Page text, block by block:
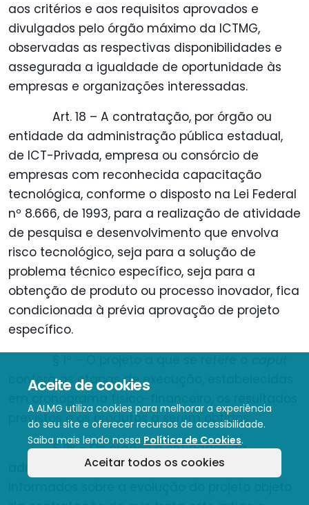
Aceite de cookies
A ALMG utiliza cookies para melhorar a experiência
do seu site e oferecer recursos de acessibilidade.
Saiba mais lendo nossa Política de Cookies.
Aceitar todos os cookies
aos critérios e aos requisitos aprovados e
divulgados pelo órgão máximo da ICTMG,
observadas as respectivas disponibilidades e
assegurada a igualdade de oportunidade às
empresas e organizações interessadas.
Art. 18 – A contratação, por órgão ou
entidade da administração pública estadual,
de ICT-Privada, empresa ou consórcio de
empresas com reconhecida capacitação
tecnológica, conforme o disposto na Lei Federal
nº 8.666, de 1993, para a realização de atividade
de pesquisa e desenvolvimento que envolva
risco tecnológico, seja para a solução de
problema técnico específico, seja para a
obtenção de produto ou processo inovador, fica
condicionada à prévia aprovação de projeto
específico.
conterá as etapas de execução, estabelecidas
previstos e os produtos a serem obtidos.
§ 2º – Os órgãos e entidades da
administração pública estadual deverão ser